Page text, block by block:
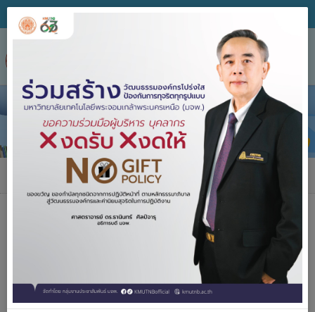
ข่าวประชาสัมพันธ์
ข่าวประชาสัมพันธ์